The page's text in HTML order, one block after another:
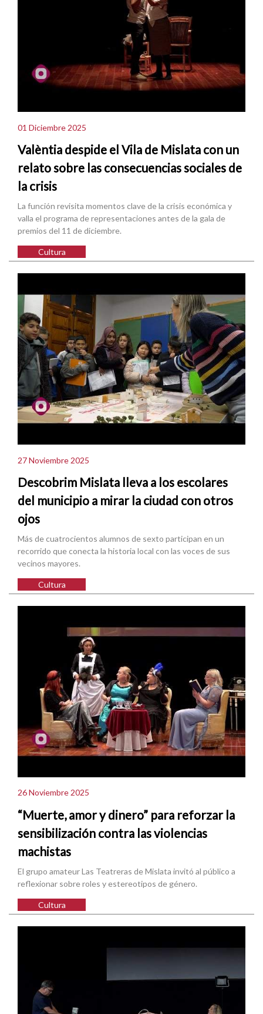
01 Diciembre 2025
Valèntia despide el Vila de Mislata con un
relato sobre las consecuencias sociales de
la crisis
La función revisita momentos clave de la crisis económica y
valla el programa de representaciones antes de la gala de
premios del 11 de diciembre.
Cultura
27 Noviembre 2025
Descobrim Mislata lleva a los escolares
del municipio a mirar la ciudad con otros
ojos
Más de cuatrocientos alumnos de sexto participan en un
recorrido que conecta la historia local con las voces de sus
vecinos mayores.
Cultura
26 Noviembre 2025
“Muerte, amor y dinero” para reforzar la
sensibilización contra las violencias
machistas
El grupo amateur Las Teatreras de Mislata invitó al público a
reflexionar sobre roles y estereotipos de género.
Cultura